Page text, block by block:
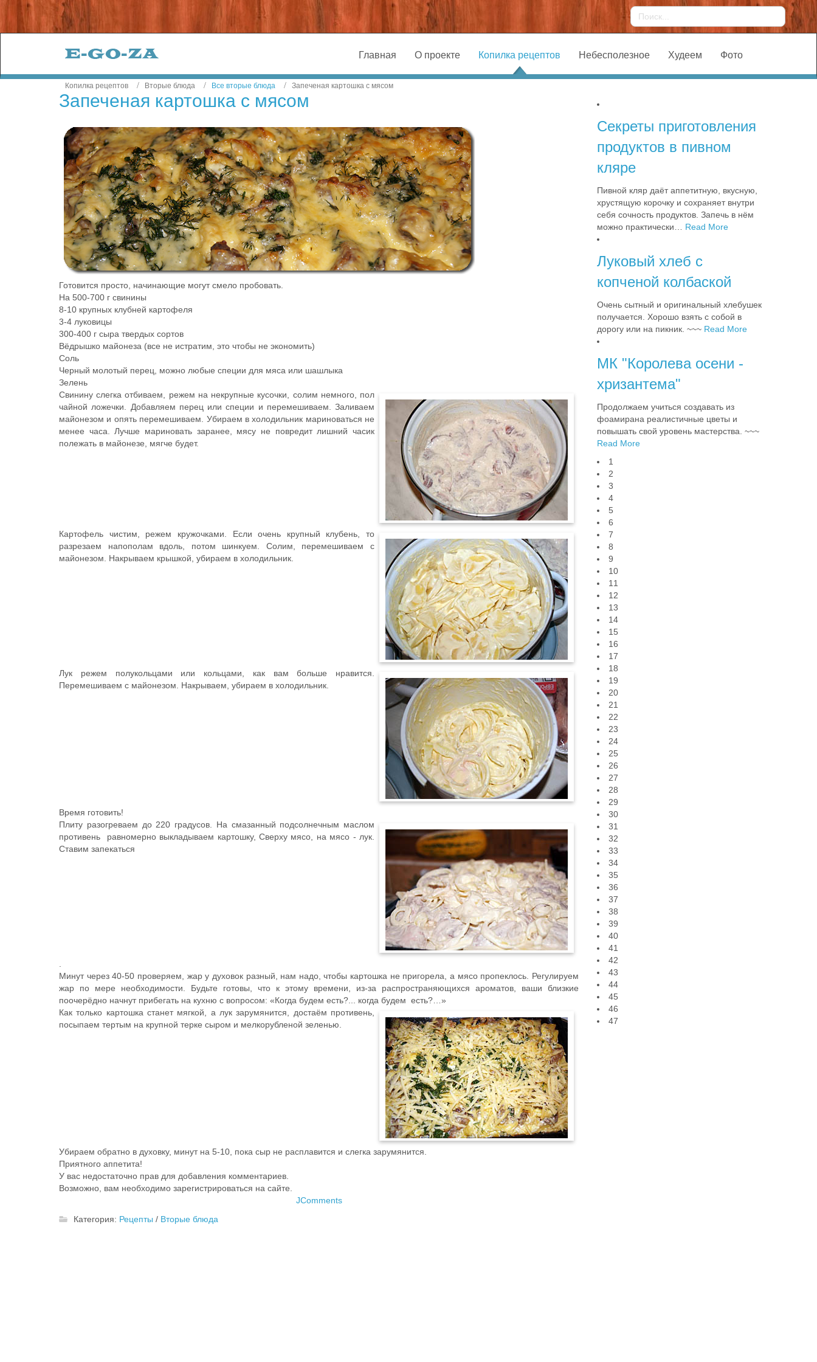
Главная О проекте Копилка рецептов Небесполезное Худеем Фото
Копилка рецептов Вторые блюда Все вторые блюда Запеченая картошка с мясом
Запеченая картошка с мясом
Готовится просто, начинающие могут смело пробовать.
На 500-700 г свинины
8-10 крупных клубней картофеля
3-4 луковицы
300-400 г сыра твердых сортов
Вёдрышко майонеза (все не истратим, это чтобы не экономить)
Соль
Черный молотый перец, можно любые специи для мяса или шашлыка
Зелень
Свинину слегка отбиваем, режем на некрупные кусочки, солим немного, пол
чайной ложечки. Добавляем перец или специи и перемешиваем. Заливаем
майонезом и опять перемешиваем. Убираем в холодильник мариноваться не
менее часа. Лучше мариновать заранее, мясу не повредит лишний часик
полежать в майонезе, мягче будет.
Картофель чистим, режем кружочками. Если очень крупный клубень, то
разрезаем напополам вдоль, потом шинкуем. Солим, перемешиваем с
майонезом. Накрываем крышкой, убираем в холодильник.
Лук режем полукольцами или кольцами, как вам больше нравится.
Перемешиваем с майонезом. Накрываем, убираем в холодильник.
Время готовить!
Плиту разогреваем до 220 градусов. На смазанный подсолнечным маслом
противень равномерно выкладываем картошку, Сверху мясо, на мясо - лук.
Ставим запекаться
.
Минут через 40-50 проверяем, жар у духовок разный, нам надо, чтобы картошка не пригорела, а мясо пропеклось. Регулируем
жар по мере необходимости. Будьте готовы, что к этому времени, из-за распространяющихся ароматов, ваши близкие
поочерёдно начнут прибегать на кухню с вопросом: «Когда будем есть?... когда будем есть?…»
Как только картошка станет мягкой, а лук зарумянится, достаём противень,
посыпаем тертым на крупной терке сыром и мелкорубленой зеленью.
Убираем обратно в духовку, минут на 5-10, пока сыр не расплавится и слегка зарумянится.
Приятного аппетита!
У вас недостаточно прав для добавления комментариев.
Возможно, вам необходимо зарегистрироваться на сайте.
JComments
Категория: Рецепты / Вторые блюда
Секреты приготовления
продуктов в пивном
кляре
Пивной кляр даёт аппетитную, вкусную,
хрустящую корочку и сохраняет внутри
себя сочность продуктов. Запечь в нём
можно практически… Read More
Луковый хлеб с
копченой колбаской
Очень сытный и оригинальный хлебушек
получается. Хорошо взять с собой в
дорогу или на пикник. ~~~ Read More
МК "Королева осени -
хризантема"
Продолжаем учиться создавать из
фоамирана реалистичные цветы и
повышать свой уровень мастерства. ~~~
Read More
1
2
3
4
5
6
7
8
9
10
11
12
13
14
15
16
17
18
19
20
21
22
23
24
25
26
27
28
29
30
31
32
33
34
35
36
37
38
39
40
41
42
43
44
45
46
47